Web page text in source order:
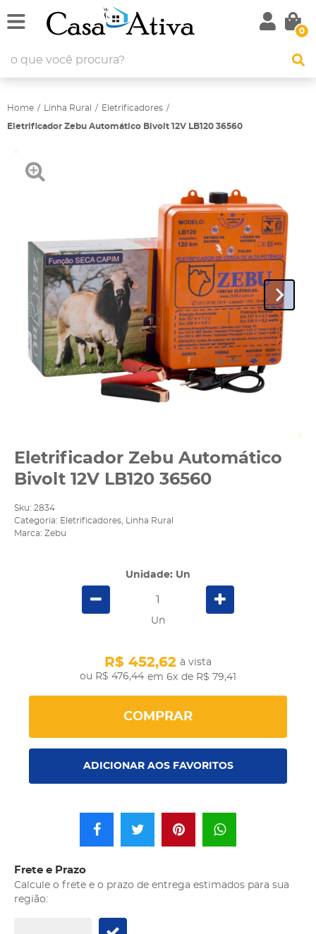
0
Home Linha Rural Eletrificadores
Eletrificador Zebu Automático Bivolt 12V LB120 36560
Eletrificador Zebu Automático
Bivolt 12V LB120 36560
Sku: 2834
Categoria: Eletrificadores
Linha Rural
Marca: Zebu
Unidade: Un
Un
R$ 476,44
R$ 452,62 à vista
em 6x de R$ 79,41
COMPRAR
ADICIONAR AOS FAVORITOS
Frete e Prazo
Calcule o frete e o prazo de entrega estimados para sua
região: